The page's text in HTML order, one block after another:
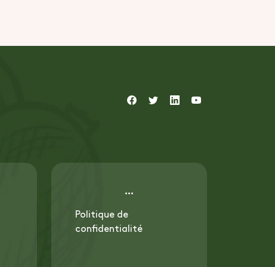
Politique de
confidentialité